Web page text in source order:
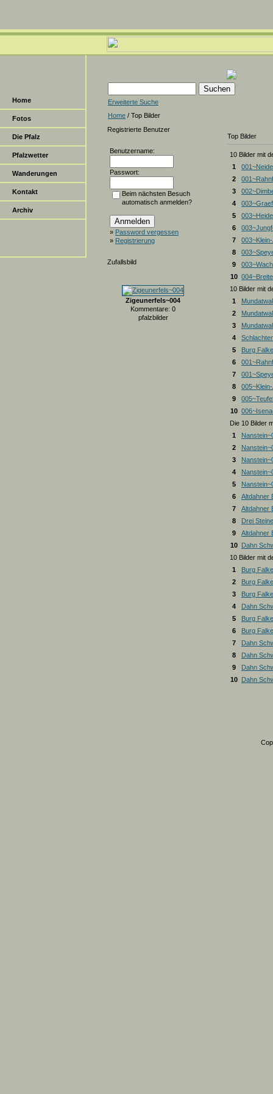
Home
Fotos
Die Pfalz
Pfalzwetter
Wanderungen
Kontakt
Archiv
Erweiterte Suche
Home / Top Bilder
Registrierte Benutzer
Benutzername:
Passwort:
Beim nächsten Besuch
automatisch anmelden?
» Password vergessen
» Registrierung
Zufallsbild
Zigeunerfels~004
Kommentare: 0
pfalzbilder
Top Bilder
10 Bilder mit
1
2
3
4
5
6
7
8
9
10
10 Bilder mit
1
2
3
4
5
Burg
6
7
8
9
10
Die 10 Bilder
1
2
3
4
5
6
Altdahner
7
Altdahner
8
Drei
9
Altdahner
10
Dahn
10 Bilder mit
1
Burg
2
Burg
3
Burg
4
Dahn
5
Burg
6
Burg
7
Dahn
8
Dahn
9
Dahn
10
Dahn